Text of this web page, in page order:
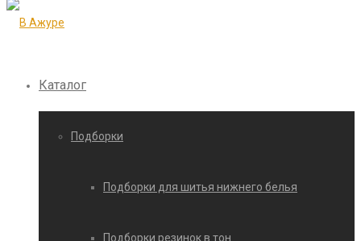
Каталог
Подборки
Подборки для шитья нижнего белья
Подборки резинок в тон